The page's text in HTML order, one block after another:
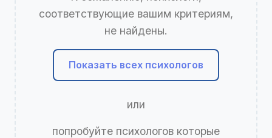
соответствующие вашим критериям,
не найдены.
Показать всех психологов
или
попробуйте психологов которые